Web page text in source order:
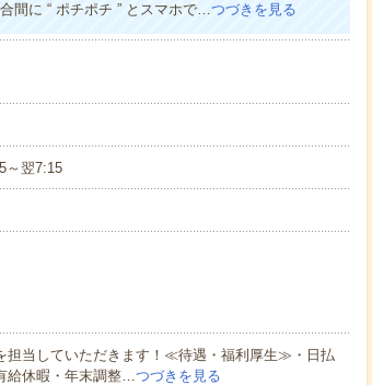
間に “ ポチポチ ” とスマホで…つづきを見る
～翌7:15
担当していただきます！≪待遇・福利厚生≫・日払
給休暇・年末調整…つづきを見る